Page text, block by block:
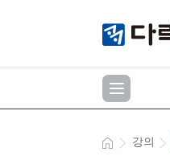
강의